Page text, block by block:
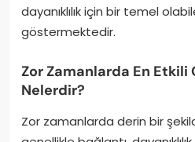
dayanıklılık için bir temel
göstermektedir.
Zor Zamanlarda En Etkili
Nelerdir?
Zor zamanlarda derin bir